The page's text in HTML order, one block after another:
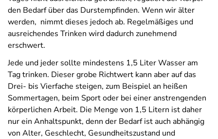
den Bedarf über das Durstempfinden. Wenn wir älter
werden, nimmt dieses jedoch ab. Regelmäßiges und
ausreichendes Trinken wird dadurch zunehmend
erschwert.
Jede und jeder sollte mindestens 1,5 Liter Wasser am
Tag trinken. Dieser grobe Richtwert kann aber auf das
Drei- bis Vierfache steigen, zum Beispiel an heißen
Sommertagen, beim Sport oder bei einer anstrengenden
körperlichen Arbeit. Die Menge von 1,5 Litern ist daher
nur ein Anhaltspunkt, denn der Bedarf ist auch abhängig
von Alter, Geschlecht, Gesundheitszustand und